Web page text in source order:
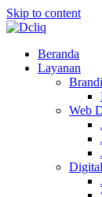
Skip to content
Beranda
Layanan
Web